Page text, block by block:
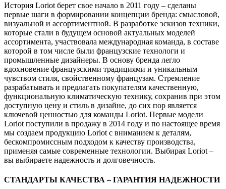
История Loriot берет свое начало в 2011 году – сделаны
первые шаги в формировании концепции бренда: смысловой,
визуальной и ассортиментной. В разработке эскизов техники,
которые стали в будущем основой актуальных моделей
ассортимента, участвовала международная команда, в составе
которой в том числе были французские технологи и
промышленные дизайнеры. В основу бренда легло
вдохновение французскими традициями и уникальным
чувством стиля, свойственному французам. Стремление
разрабатывать и предлагать покупателям качественную,
функциональную климатическую технику, сохранив при этом
доступную цену и стиль в дизайне, до сих пор является
ключевой ценностью для команды Loriot. Первые модели
Loriot поступили в продажу в 2014 году и по настоящее время
мы создаем продукцию Loriot с вниманием к деталям,
бескомпромиссным подходом к качеству производства,
применяя самые современные технологии. Выбирая Loriot –
вы выбираете надежность и долговечность.
СТАНДАРТЫ КАЧЕСТВА – ГАРАНТИЯ НАДЕЖНОСТИ